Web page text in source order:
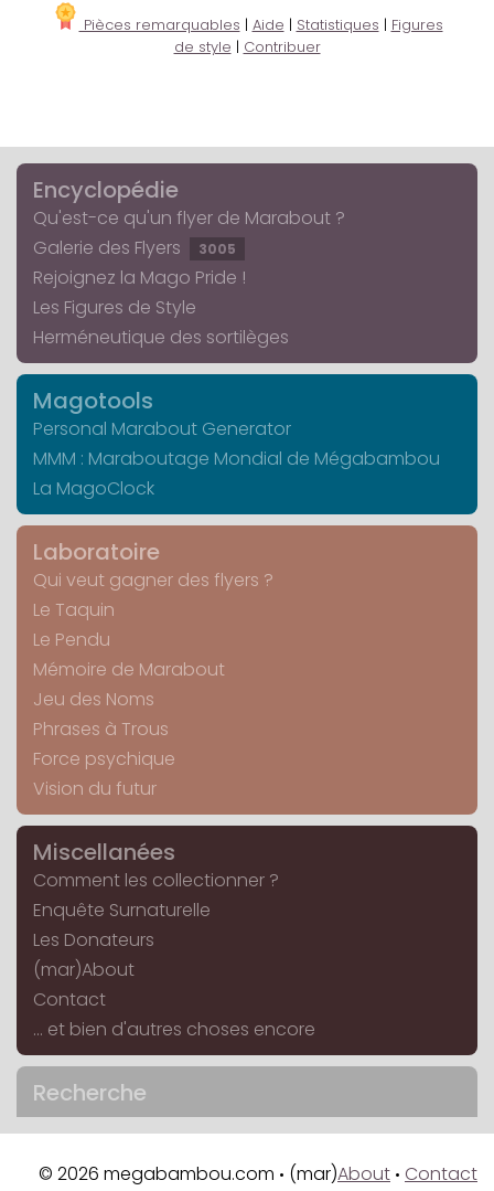
Pièces remarquables | Aide | Statistiques | Figures
de style | Contribuer
Encyclopédie
Qu'est-ce qu'un flyer de Marabout ?
Galerie des Flyers
3005
Rejoignez la Mago Pride !
Les Figures de Style
Herméneutique des sortilèges
Magotools
Personal Marabout Generator
MMM : Maraboutage Mondial de Mégabambou
La MagoClock
Laboratoire
Qui veut gagner des flyers ?
Le Taquin
Le Pendu
Mémoire de Marabout
Jeu des Noms
Phrases à Trous
Force psychique
Vision du futur
Miscellanées
Comment les collectionner ?
Enquête Surnaturelle
Les Donateurs
(mar)About
Contact
... et bien d'autres choses encore
Recherche
© 2026 megabambou.com • (mar)About • Contact